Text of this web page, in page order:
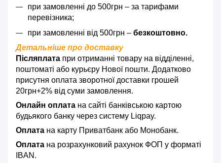
при замовленні до 500грн – за тарифами
перевізника;
при замовленні від 500грн – безкоштовно.
Детальніше про доставку
Післяплата при отриманні товару на відділенні,
поштоматі або курьєру Нової пошти. Додатково
присутня оплата зворотної доставки грошей
20грн+2% від суми замовлення.
Онлайн оплата на сайті банківською картою
будьякого банку через систему Liqpay.
Оплата на карту Приватбанк або Монобанк.
Оплата на розрахунковий рахунок ФОП у форматі
IBAN.